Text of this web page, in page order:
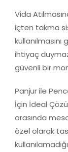
Vida
içten takma
ihtiyaç
güvenli bir
Panjur ile
İçin İdeal
arasında
özel olarak